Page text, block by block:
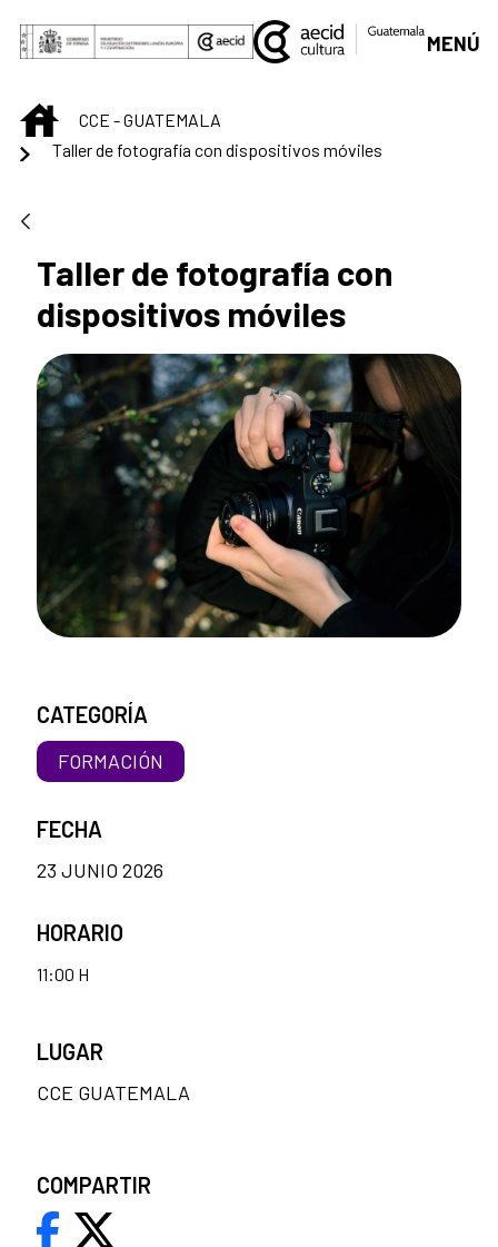
Saltar al contenido principal
MENÚ
INICIOCCE - GUATEMALA
Taller de fotografía con dispositivos móviles
Taller de fotografía con
dispositivos móviles
CATEGORÍA
FORMACIÓN
FECHA
23 JUNIO 2026
HORARIO
11:00 H
LUGAR
CCE GUATEMALA
COMPARTIR